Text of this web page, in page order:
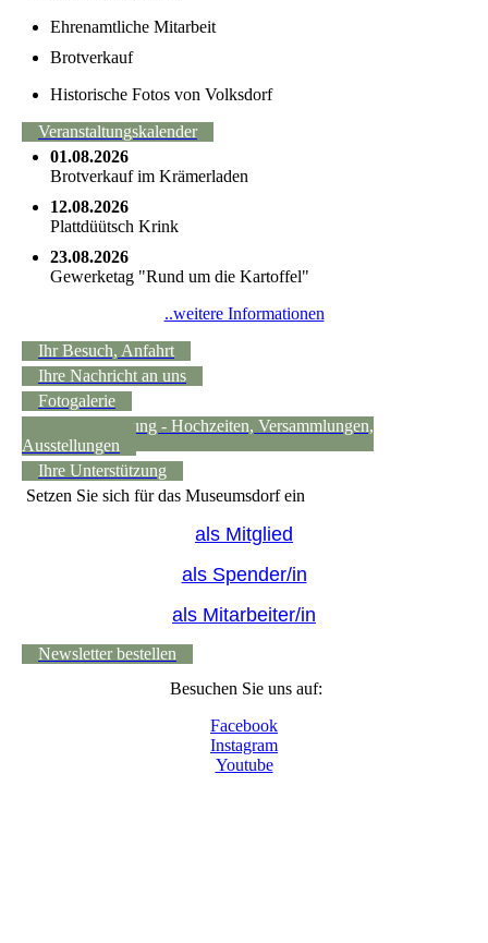
Ehrenamtliche Mitarbeit
Brotverkauf
Historische Fotos von Volksdorf
Veranstaltungskalender
01.08.2026
Brotverkauf im Krämerladen
12.08.2026
Plattdüütsch Krink
23.08.2026
Gewerketag "Rund um die Kartoffel"
..weitere Informationen
Ihr Besuch, Anfahrt
Ihre Nachricht an uns
Fotogalerie
Raumvermietung - Hochzeiten, Versammlungen,
Ausstellungen
Ihre Unterstützung
Setzen Sie sich für das Museumsdorf ein
als Mitglied
als Spender/in
als Mitarbeiter/in
Newsletter bestellen
Besuchen Sie uns auf:
Facebook
Instagram
Youtube